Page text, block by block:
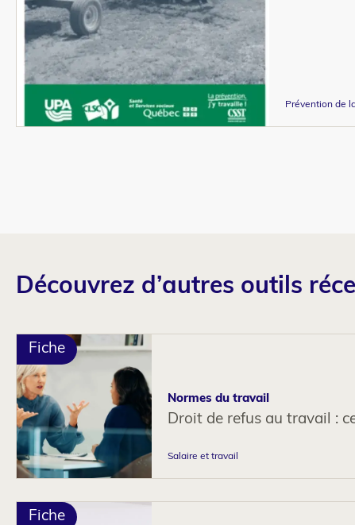
Prévention de
Découvrez d’autres outils
Fiche
Normes du travail
Droit de refus au travail :
Salaire et travail
Fiche